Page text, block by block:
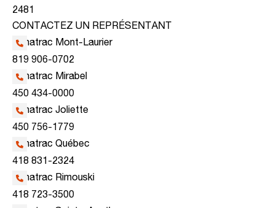
2481
CONTACTEZ UN REPRÉSENTANT
Kanatrac Mont-Laurier
819 906-0702
Kanatrac Mirabel
450 434-0000
Kanatrac Joliette
450 756-1779
Kanatrac Québec
418 831-2324
Kanatrac Rimouski
418 723-3500